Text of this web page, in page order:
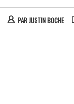
PARJUSTIN BOCHE